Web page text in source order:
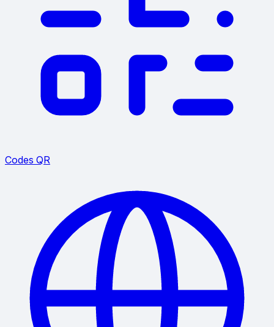
Codes QR